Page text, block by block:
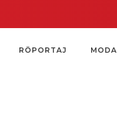
RÖPORTAJ MODA